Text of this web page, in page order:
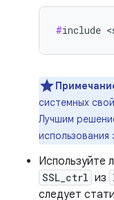
#include
системных
Лучшим
использования
Используйте
SSL_ctrl из
следует